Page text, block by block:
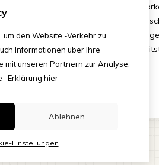
den Website -Verkehr zu
Informationen über Ihre
mit unseren Partnern zur Analyse.
-Erklärung hier
Ablehnen
Einstellungen